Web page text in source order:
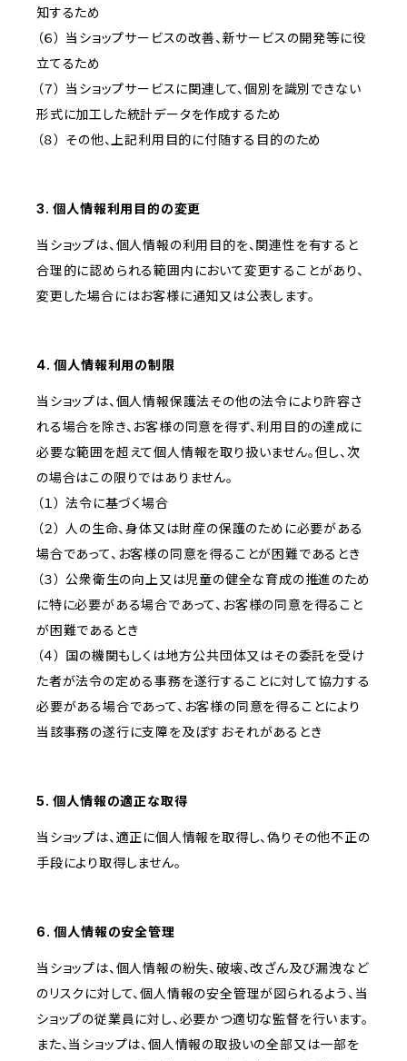
知するため
（６） 当ショップサービスの改善、新サービスの開発等に役
立てるため
（７） 当ショップサービスに関連して、個別を識別できない
形式に加工した統計データを作成するため
（８） その他、上記利用目的に付随する目的のため
3. 個人情報利用目的の変更
当ショップは、個人情報の利用目的を、関連性を有すると
合理的に認められる範囲内において変更することがあり、
変更した場合にはお客様に通知又は公表します。
4. 個人情報利用の制限
当ショップは、個人情報保護法その他の法令により許容さ
れる場合を除き、お客様の同意を得ず、利用目的の達成に
必要な範囲を超えて個人情報を取り扱いません。但し、次
の場合はこの限りではありません。
（１） 法令に基づく場合
（２） 人の生命、身体又は財産の保護のために必要がある
場合であって、お客様の同意を得ることが困難であるとき
（３） 公衆衛生の向上又は児童の健全な育成の推進のため
に特に必要がある場合であって、お客様の同意を得ること
が困難であるとき
（４） 国の機関もしくは地方公共団体又はその委託を受け
た者が法令の定める事務を遂行することに対して協力する
必要がある場合であって、お客様の同意を得ることにより
当該事務の遂行に支障を及ぼすおそれがあるとき
5. 個人情報の適正な取得
当ショップは、適正に個人情報を取得し、偽りその他不正の
手段により取得しません。
6. 個人情報の安全管理
当ショップは、個人情報の紛失、破壊、改ざん及び漏洩など
のリスクに対して、個人情報の安全管理が図られるよう、当
ショップの従業員に対し、必要かつ適切な監督を行います。
また、当ショップは、個人情報の取扱いの全部又は一部を